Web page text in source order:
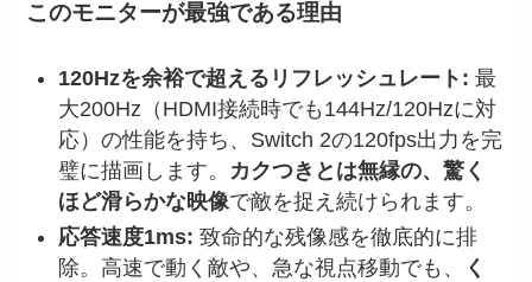
このモニターが最強である理由
120Hzを余裕で超えるリフレッシュレート: 最
大200Hz（HDMI接続時でも144Hz/120Hzに対
応）の性能を持ち、Switch 2の120fps出力を完
璧に描画します。 カクつきとは無縁の、驚く
ほど滑らかな映像で敵を捉え続けられます。
応答速度1ms: 致命的な残像感を徹底的に排
除。高速で動く敵や、急な視点移動でも、
く